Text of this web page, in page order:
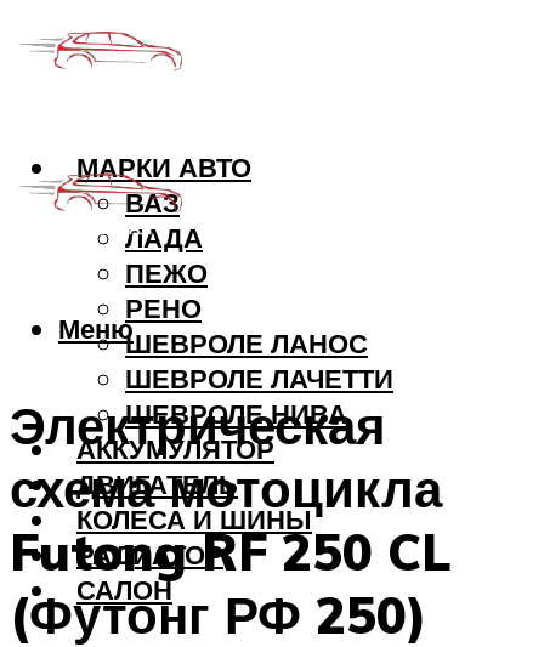
МАРКИ АВТО
ВАЗ
ЛАДА
ПЕЖО
РЕНО
ШЕВРОЛЕ ЛАНОС
ШЕВРОЛЕ ЛАЧЕТТИ
ШЕВРОЛЕ НИВА
АККУМУЛЯТОР
ДВИГАТЕЛЬ
КОЛЕСА И ШИНЫ
РАДИАТОР
САЛОН
Меню
Электрическая
схема мотоцикла
Futong RF 250 CL
(Футонг РФ 250)